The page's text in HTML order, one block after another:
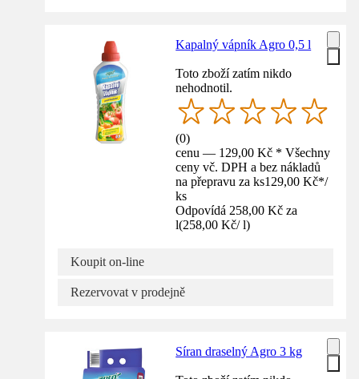
Kapalný vápník Agro 0,5 l
Toto zboží zatím nikdo
nehodnotil.
(0)
cenu — 129,00 Kč * Všechny
ceny vč. DPH a bez nákladů
na přepravu za ks129,00 Kč*/
ks
Odpovídá 258,00 Kč za
l(258,00 Kč/ l)
Koupit on-line
Rezervovat v prodejně
Síran draselný Agro 3 kg